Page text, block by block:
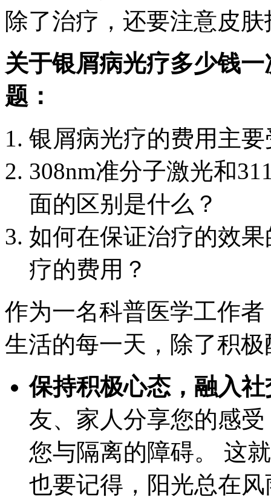
除了治疗，还要注意皮
关于银屑病光疗多少钱
题：
银屑病光疗的费用主
308nm准分子激光和
面的区别是什么？
如何在保证治疗的效
疗的费用？
作为一名科普医学工作
生活的每一天，除了积
保持积极心态，融入社
友、家人分享您的感
您与隔离的障碍。 这
也要记得，阳光总在